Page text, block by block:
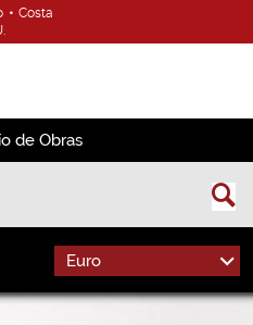
• Costa
de Obras
Euro